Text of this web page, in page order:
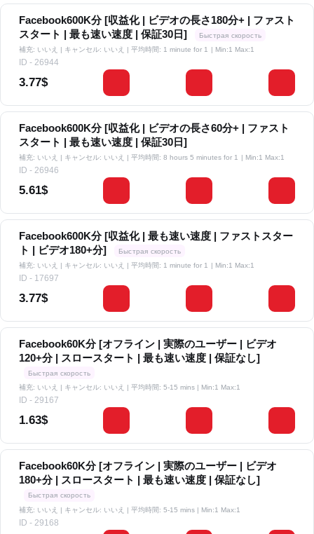
Facebook600K分 [収益化 | ビデオの長さ180分+ | ファスト
スタート | 最も速い速度 | 保証30日]
Быстрая скорость
補充: いいえ | キャンセル: いいえ | 平均時間: 1 minute for 1
| Min:1 Max:1
ID - 26944
3.77$
Facebook600K分 [収益化 | ビデオの長さ60分+ | ファスト
スタート | 最も速い速度 | 保証30日]
補充: いいえ | キャンセル: いいえ | 平均時間: 8 hours 5 minutes for 1 | Min:1 Max:1
ID - 26946
5.61$
Facebook600K分 [収益化 | 最も速い速度 | ファストスター
ト | ビデオ180+分]
Быстрая скорость
補充: いいえ | キャンセル: いいえ | 平均時間: 1 minute for 1 | Min:1 Max:1
ID - 17697
3.77$
Facebook60K分 [オフライン | 実際のユーザー | ビデオ
120+分 | スロースタート | 最も速い速度 | 保証なし]
Быстрая скорость
補充: いいえ | キャンセル: いいえ | 平均時間: 5-15 mins
| Min:1 Max:1
ID - 29167
1.63$
Facebook60K分 [オフライン | 実際のユーザー | ビデオ
180+分 | スロースタート | 最も速い速度 | 保証なし]
Быстрая скорость
補充: いいえ | キャンセル: いいえ | 平均時間: 5-15 mins | Min:1 Max:1
ID - 29168